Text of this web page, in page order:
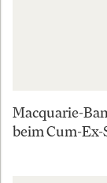
Macquarie-
beim Cum-